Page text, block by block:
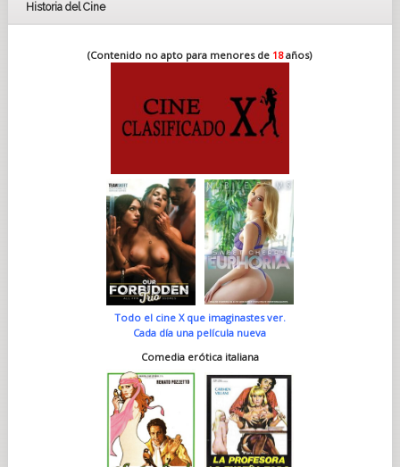
Historia del Cine
(Contenido no apto para menores de 18años)
Todo el cine X que imaginastes ver.
Cada día una película nueva
Comedia erótica italiana